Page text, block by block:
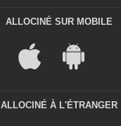
ALLOCINÉ SUR MOBILE
ALLOCINÉ À L'ÉTRANGER